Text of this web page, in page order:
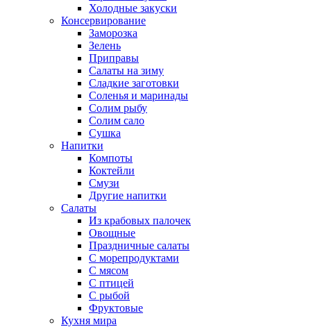
Холодные закуски
Консервирование
Заморозка
Зелень
Приправы
Салаты на зиму
Сладкие заготовки
Соленья и маринады
Солим рыбу
Солим сало
Сушка
Напитки
Компоты
Коктейли
Смузи
Другие напитки
Салаты
Из крабовых палочек
Овощные
Праздничные салаты
С морепродуктами
С мясом
С птицей
С рыбой
Фруктовые
Кухня мира